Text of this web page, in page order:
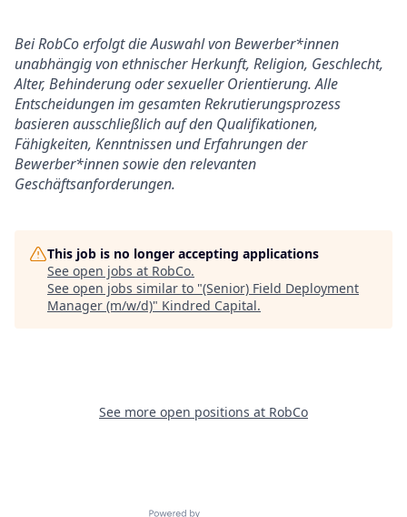
Bei RobCo erfolgt die Auswahl von Bewerber*innen
unabhängig von ethnischer Herkunft, Religion, Geschlecht,
Alter, Behinderung oder sexueller Orientierung. Alle
Entscheidungen im gesamten Rekrutierungsprozess
basieren ausschließlich auf den Qualifikationen,
Fähigkeiten, Kenntnissen und Erfahrungen der
Bewerber*innen sowie den relevanten
Geschäftsanforderungen.
This job is no longer accepting applications
See open jobs at RobCo.
See open jobs similar to "(Senior) Field Deployment
Manager (m/w/d)" Kindred Capital.
See more open positions at RobCo